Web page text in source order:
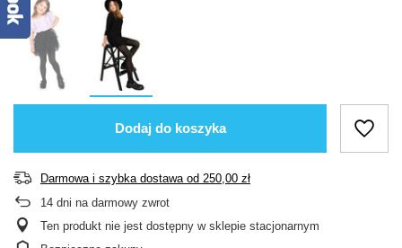
Dodaj do koszyka
Darmowa i szybka dostawa od 250,00 zł
14 dni na darmowy zwrot
Ten produkt nie jest dostępny w sklepie stacjonarnym